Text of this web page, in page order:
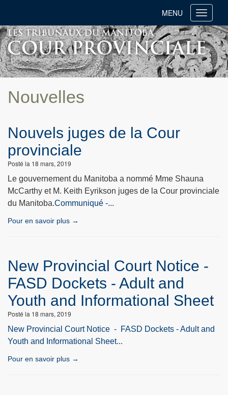
Toggle
MENU
Nouvelles
Nouvels juges de la Cour
provinciale
Posté la 18 mars, 2019
Le gouvernement du Manitoba a nommé Mme Shauna
McCarthy et M. Keith Eyrikson juges de la Cour provinciale
du Manitoba.Communiqué -...
Pour en savoir plus →
New Provincial Court Notice -
FASD Dockets - Adult and
Youth and Informational Sheet
Posté la 18 mars, 2019
New Provincial Court Notice - FASD Dockets - Adult and
Youth and Informational Sheet...
Pour en savoir plus →